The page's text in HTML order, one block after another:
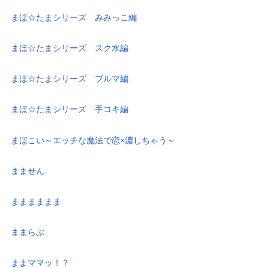
まほ☆たまシリーズ みみっこ編
まほ☆たまシリーズ スク水編
まほ☆たまシリーズ ブルマ編
まほ☆たまシリーズ 手コキ編
まほこい～エッチな魔法で恋×濃しちゃう～
まません
まままままま
ままらぶ
ままママッ！？